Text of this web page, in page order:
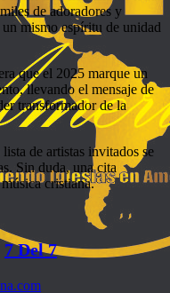
de adoradores y
mismo espíritu de unidad
que el 2025 marque un
llevando el mensaje de
transformador de la
de artistas invitados se
Sin duda, una cita
cristiana.
7 Del 7